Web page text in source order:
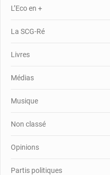
L’Eco en +
La SCG-Ré
Livres
Médias
Musique
Non classé
Opinions
Partis politiques